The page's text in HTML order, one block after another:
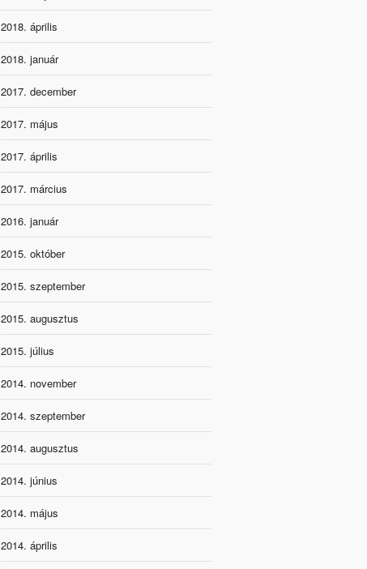
2018. április
2018. január
2017. december
2017. május
2017. április
2017. március
2016. január
2015. október
2015. szeptember
2015. augusztus
2015. július
2014. november
2014. szeptember
2014. augusztus
2014. június
2014. május
2014. április